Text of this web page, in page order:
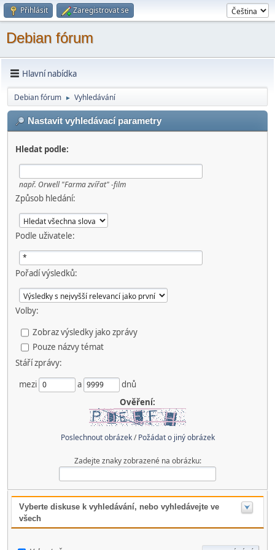
Přihlásit Zaregistrovat se
Debian fórum
Hlavní nabídka
Debian fórum ► Vyhledávání
Nastavit vyhledávací parametry
Hledat podle:
např. Orwell "Farma zvířat" -film
Způsob hledání:
Podle uživatele:
Pořadí výsledků:
Volby:
Zobraz výsledky jako zprávy
Pouze názvy témat
Stáří zprávy:
mezi
a
dnů
Ověření:
Poslechnout obrázek/Požádat o jiný obrázek
Zadejte znaky zobrazené na obrázku:
Vyberte diskuse k vyhledávání, nebo vyhledávejte ve
všech